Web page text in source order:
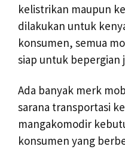
kelistrikan maupun
dilakukan untuk
konsumen, semua
siap untuk bepergian
Ada banyak merk
sarana transportasi
mangakomodir
konsumen yang